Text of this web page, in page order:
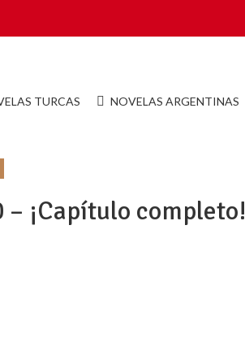
TURCAS NOVELAS ARGENTINAS
¡Capítulo completo!